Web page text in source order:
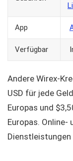
App
Verfügbar
Andere Wirex-
USD für jede
Europas und
Europas. Online-